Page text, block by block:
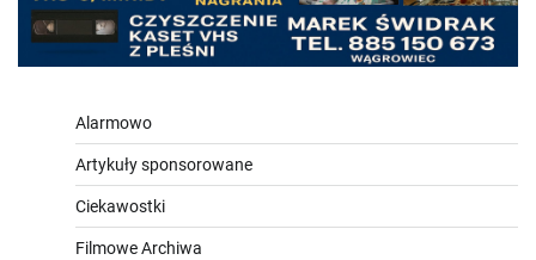
Alarmowo
Artykuły sponsorowane
Ciekawostki
Filmowe Archiwa